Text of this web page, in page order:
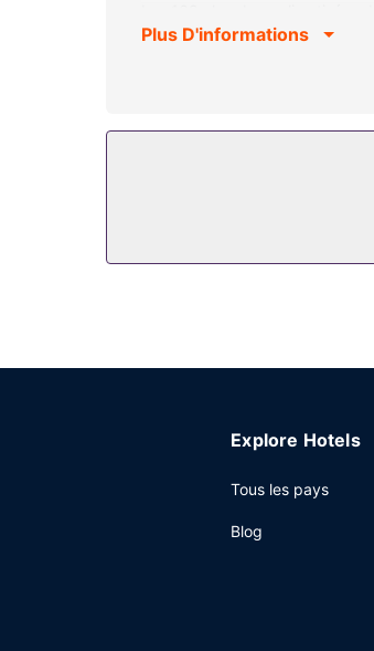
des draps en coton égyptien.
Profitez des options de loisirs
à Internet gratuit et un service
d'organisation de mariages et
Tout est prévu sur place pour
Autres services
Plus D'informations
Explore Hotels
Tous les pays
Blog